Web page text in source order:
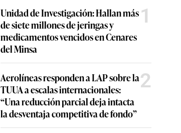
Unidad de Investigación: Hallan más
de siete millones de jeringas y
medicamentos vencidos en Cenares
del Minsa
1
Aerolíneas responden a LAP sobre la
TUUA a escalas internacionales:
“Una reducción parcial deja intacta
la desventaja competitiva de fondo”
2